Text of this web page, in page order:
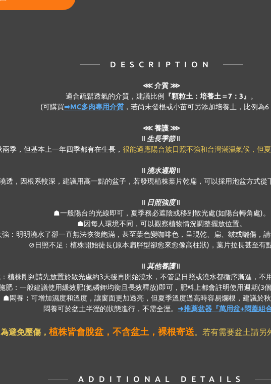
DESCRIPTION
⋘介質 ⋙
適合疏鬆透氣的介質，建議比例
『顆粒土：培養土＝7：3』
。
(可購買➟MC多肉專用介質 ，若尚未發根或小苗可另添加培養土，比例為6
⋘ 養護 ⋙
‖ 生長季節 ‖
季，但基本上一年四季都有在生長， 很能適應陽台族日照不強和台灣潮濕氣候，但
‖ 澆水週期 ‖
透，因根系較深，建議用高一點的盆子，若發現植株葉片乾扁，可以採用泡盆方式從
‖ 日照強度 ‖
☗一般陽台的光線即可，夏季務必遮陰或移到散光處(如陽台轉角處)。
☗因每人環境不同，可以觀察植物情況調整擺放位置。
：明明澆水了卻一直無法恢復飽滿，甚至葉色變咖啡色，呈現乾、扁、皺或曬傷，請
⊘日照不足：植株開始徒長(原本扁胖型卻愈來愈像高柱狀)，葉片拉長甚至有點
‖ 其他養護 ‖
植株剛到請先放置於散光處約3天後再開始澆水，不管是日照或澆水都循序漸進，不
肥：一般建議使用緩效肥(氮磷鉀均衡且長效釋放)即可，肥料上都會註明使用週期(3個
☗悶養 ： 可增加濕度和溫度，讓窗面更加透亮，但夏季溫度過高時容易爛根，建議於秋
悶養可於盆土半溼的狀態進行，不需全溼。 ➜推薦盆器『萬用盆+悶蓋組合
避免壓傷 ， 植株皆會脫盆，不含盆土，裸根寄送。若有需要盆土請另
ADDITIONAL DETAILS